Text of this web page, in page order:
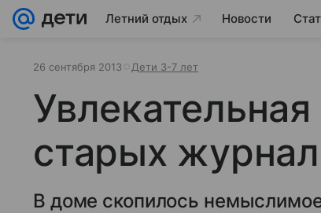
Летний отдых Новости
26 сентября 2013 Дети 3-7 лет
старых
В доме скопилось